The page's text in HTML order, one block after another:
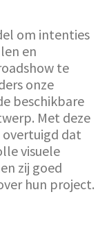
om intenties
en
te
onze
beschikbare
Met deze
overtuigd dat
visuele
zij goed
hun project.